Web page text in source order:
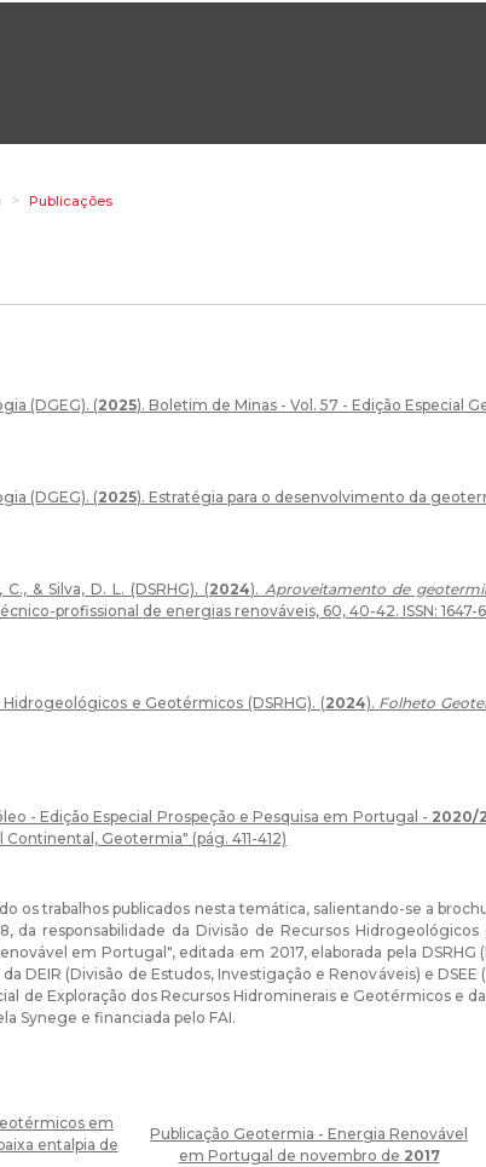
Publicações
(DGEG). (2025). Boletim de Minas - Vol. 57 - Edição Especial
(DGEG). (2025). Estratégia para o desenvolvimento da
& Silva, D. L. (DSRHG). (2024). Aproveitamento de
profissional de energias renováveis, 60, 40-42. ISSN:
e Geotérmicos (DSRHG). (2024). Folheto
- Edição Especial Prospeção e Pesquisa em Portugal - 2020/
Geotermia" (pág. 411-412)
os trabalhos publicados nesta temática, salientando-se a
da responsabilidade da Divisão de Recursos
em Portugal", editada em 2017, elaborada pela
DEIR (Divisão de Estudos, Investigação e Renováveis) e
de Exploração dos Recursos Hidrominerais e Geotérmicos e
Synege e financiada pelo FAI.
em
entalpia de
Publicação Geotermia - Energia Renovável
em Portugal de novembro de 2017